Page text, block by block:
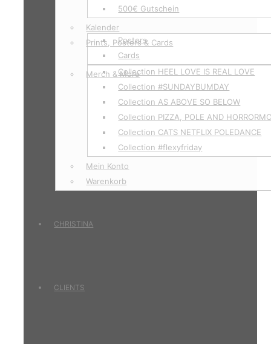
500€ Gutschein
Kalender
Prints, Posters & Cards
Posters
Cards
Merch & MoreCollection HEEL LOVE IS REAL LOVE
Collection #SUNDAYBUMDAY
Collection AS ABOVE SO BELOW
Collection PIZZA, POLE AND
Collection CATS NETFLIX POLEDANCE
Collection #flexyfriday
Mein Konto
Warenkorb
CHRISTINA
CLIENTS